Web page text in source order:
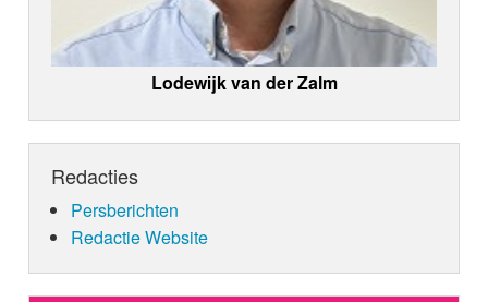
Lodewijk van der Zalm
Redacties
Persberichten
Redactie Website